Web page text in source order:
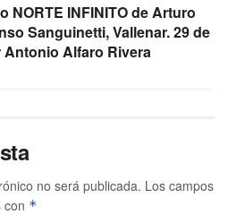
NORTE INFINITO de Arturo
Sanguinetti, Vallenar. 29 de
Antonio Alfaro Rivera
no será publicada. Los campos
con *